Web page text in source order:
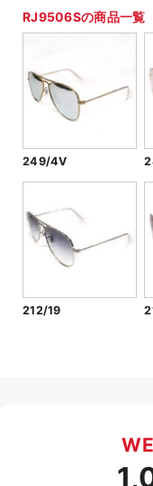
RJ9506Sの商品一覧
249/4V
212/19